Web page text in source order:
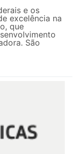
e os
excelência na
que
São